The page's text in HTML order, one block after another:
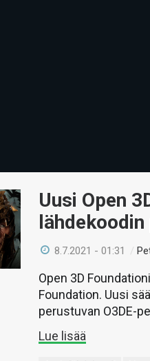
Uusi Open
8.7.2021 - 01:31 /
Open 3D
Foundation. Uusi
perustuvan O3DE-
Lue lisää